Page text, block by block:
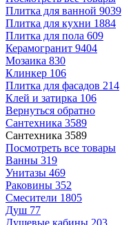
Плитка для ванной 9039
Плитка для кухни 1884
Плитка для пола 609
Керамогранит 9404
Мозаика 830
Клинкер 106
Плитка для фасадов 214
Клей и затирка 106
Вернуться обратно
Сантехника 3589
Сантехника 3589
Посмотреть все товары
Ванны 319
Унитазы 469
Раковины 352
Смесители 1805
Душ 77
Душевые кабины 203